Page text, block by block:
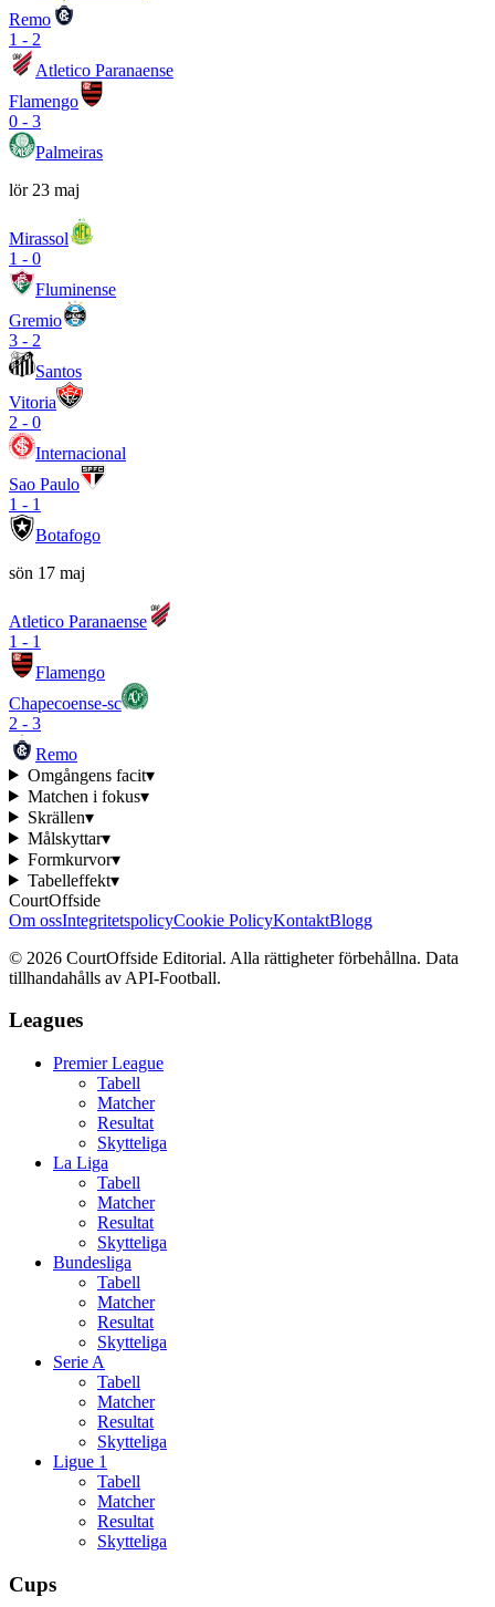
Remo
1 - 2
Atletico Paranaense
Flamengo
0 - 3
Palmeiras
lör 23 maj
Mirassol
1 - 0
Fluminense
Gremio
3 - 2
Santos
Vitoria
2 - 0
Internacional
Sao Paulo
1 - 1
Botafogo
sön 17 maj
Atletico Paranaense
1 - 1
Flamengo
Chapecoense-sc
2 - 3
Remo
Omgångens facit▾
Matchen i fokus▾
Skrällen▾
Målskyttar▾
Formkurvor▾
Tabelleffekt▾
CourtOffside
Om ossIntegritetspolicyCookie PolicyKontaktBlogg
© 2026 CourtOffside Editorial. Alla rättigheter förbehållna. Data
tillhandahålls av API-Football.
Leagues
Premier League
Tabell
Matcher
Resultat
Skytteliga
La Liga
Tabell
Matcher
Resultat
Skytteliga
Bundesliga
Tabell
Matcher
Resultat
Skytteliga
Serie A
Tabell
Matcher
Resultat
Skytteliga
Ligue 1
Tabell
Matcher
Resultat
Skytteliga
Cups